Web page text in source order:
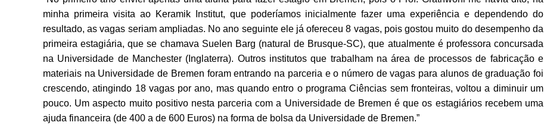
minha primeira visita ao Keramik Institut, que poderíamos inicialmente fazer umaexperiência e dependendo do
resultado, as vagas seriam ampliadas. No ano seguinte ele já ofereceu 8 vagas, pois gostou muito do desempenho da
primeira estagiária, que se chamava Suelen Barg (natural de Brusque-SC), que atualmente é professora concursada
na Universidade de Manchester (Inglaterra). Outros institutos que trabalham na área de processos de fabricação e
materiais na Universidade de Bremen foram entrando na parceria e o número de vagas para alunos de graduação foi
crescendo, atingindo 18 vagas por ano, mas quando entro o programa Ciências sem fronteiras, voltou a diminuir um
pouco. Um aspecto muito positivo nesta parceria com a Universidade de Bremen é que os estagiários recebem uma
ajuda financeira (de 400 a de 600 Euros) na forma de bolsa da Universidade de Bremen.”